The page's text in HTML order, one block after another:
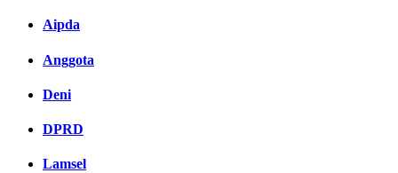
Aipda
Anggota
Deni
DPRD
Lamsel